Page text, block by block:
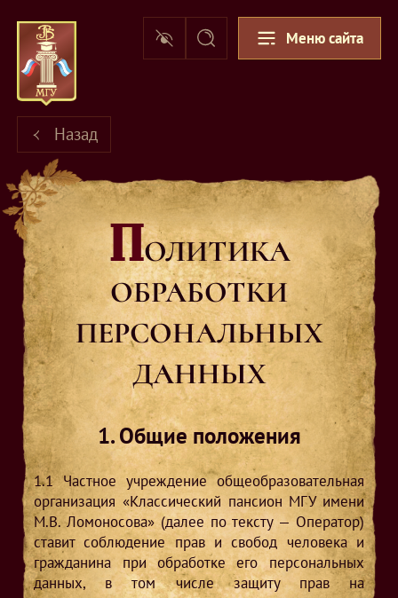
Меню сайта
Назад
ПОЛИТИКА
ОБРАБОТКИ
ПЕРСОНАЛЬНЫХ
ДАННЫХ
1. Общие положения
1.1Частное учреждение общеобразовательная
организация «Классический пансион МГУ имени
М.В. Ломоносова» (далее по тексту — Оператор)
ставит соблюдение прав и свобод человека и
гражданина при обработке его персональных
данных, в том числе защиту прав на